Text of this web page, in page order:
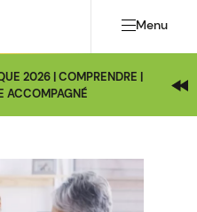
Menu
2026 | COMPRENDRE |
ACCOMPAGNÉ